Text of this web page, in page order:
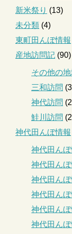
新米祭り (13)
未分類 (4)
東町田んぼ情報
産地訪問記 (90)
その他の
三和訪問
神代訪問
鮭川訪問
神代田んぼ情報
神代田ん
神代田ん
神代田ん
神代田んぼ
神代田ん
神代田んぼ